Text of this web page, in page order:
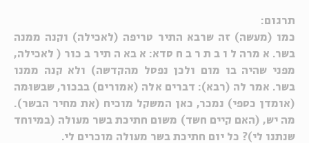
תרגום:
כמו (מעשה) זה שרבא התיר טריפה (לאכילה) וקנה ממנה
בשר. אמרה לו בת רב חסדא: אבא התיר בכור (לאכילה,
מפני שהיה בו מום ולכן נפסל מהקדשה) ולא קנה ממנו
בשר. אמר לה (רבא): דברים אלה (אמורים) בבכור, שבשוּמה
(אומדן כספי) נמכר, כאן המשקל מוכיח (את מחיר הבשר).
מה יש, (האם קיים חשד) משום חתיכת בשר מעולה (במיוחד
שנתנו לי)? כל יום חתיכת בשר מעולה מוכרים לי.